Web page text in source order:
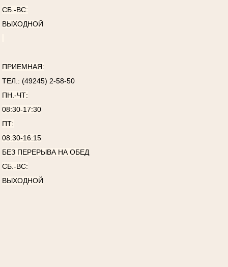
СБ.-ВС:
ВЫХОДНОЙ
ПРИЕМНАЯ:
ТЕЛ.: (49245) 2-58-50
ПН.-ЧТ:
08:30-17:30
ПТ:
08:30-16:15
БЕЗ ПЕРЕРЫВА НА ОБЕД
СБ.-ВС:
ВЫХОДНОЙ